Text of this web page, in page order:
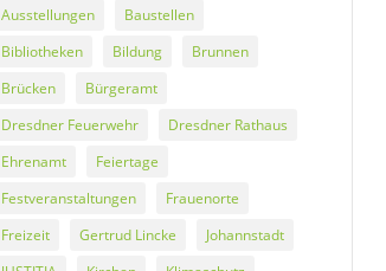
Ausstellungen
Baustellen
Bibliotheken
Bildung
Brunnen
Brücken
Bürgeramt
Dresdner Feuerwehr
Dresdner Rathaus
Ehrenamt
Feiertage
Festveranstaltungen
Frauenorte
Freizeit
Gertrud Lincke
Johannstadt